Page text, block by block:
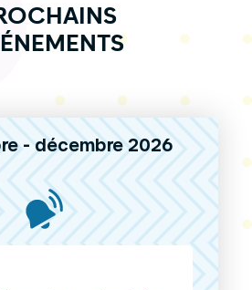
- décembre 2026